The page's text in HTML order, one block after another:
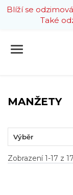
Blíží se
Také
MANŽETY
Výběr
Zobrazení 1-17 z